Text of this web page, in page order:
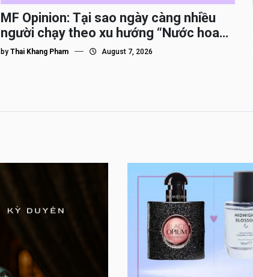
MF Opinion: Tại sao ngày càng nhiều
người chạy theo xu hướng “Nước hoa
Dupe”?
by Thai Khang Pham August 7, 2026